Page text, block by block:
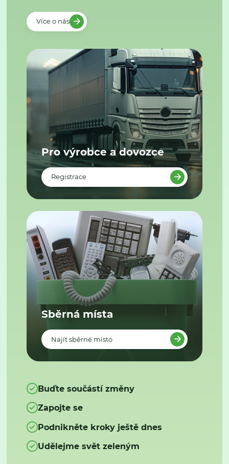
Více o nás
Pro výrobce a dovozce
Registrace
Sběrná místa
Najít sběrné místo
Buďte součástí změny
Zapojte se
Podnikněte kroky ještě dnes
Udělejme svět zeleným